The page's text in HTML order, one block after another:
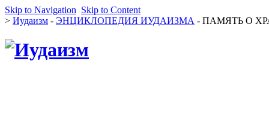
Skip to Navigation Skip to Content
> Иудаизм - ЭНЦИКЛОПЕДИЯ ИУДАИЗМА - ПАМЯТЬ О